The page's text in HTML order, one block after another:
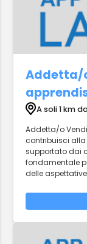
Addetta/
A soli 1 km
Addetta/o
contribuisci alla
supportato dai
fondamentale
delle